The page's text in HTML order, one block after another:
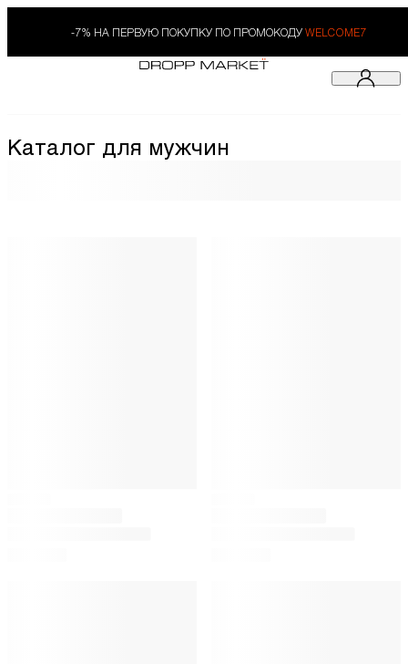
-7% НА ПЕРВУЮ ПОКУПКУ ПО ПРОМОКОДУ WELCOME7
Каталог для мужчин